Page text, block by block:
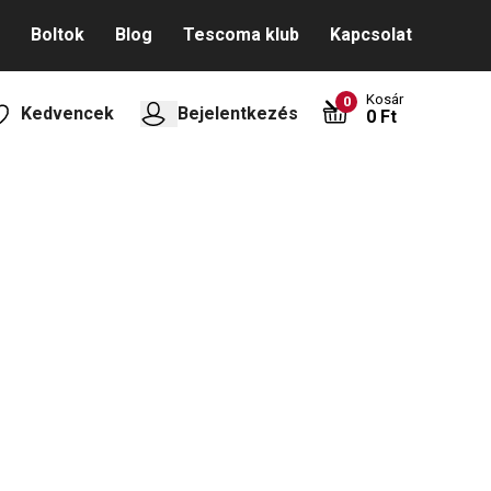
Boltok Blog Tescoma klub Kapcsolat
Kedvencek Bejelentkezés
0 Kosár
0 Ft